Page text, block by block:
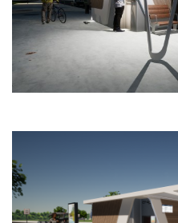
Transfer und Kooperation
Produktgestaltung B.A.
Strategische Gestaltung M.A.